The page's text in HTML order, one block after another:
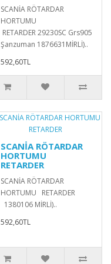
SCANİA RÖTARDAR
HORTUMU
RETARDER 29230SC Grs905
Şanzuman 1876631MİRLİ)..
592,60TL
SCANİA RÖTARDAR
HORTUMU
RETARDER
SCANİA RÖTARDAR
HORTUMU RETARDER
1380106 MİRLİ)..
592,60TL